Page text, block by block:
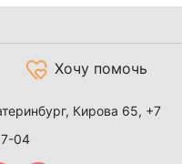
Хочу помочь
Кирова 65, +7
04